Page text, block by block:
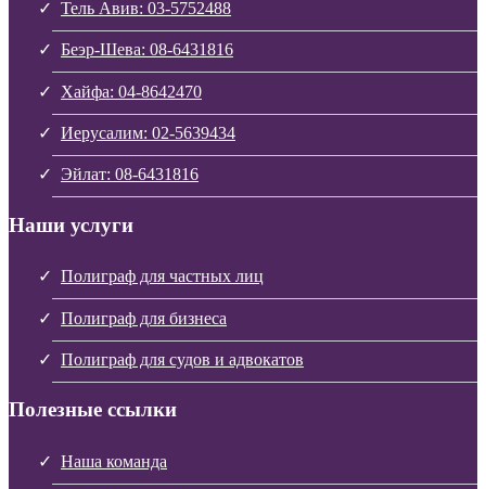
Тель Авив: 03-5752488
Беэр-Шева: 08-6431816
Хайфа: 04-8642470
Иерусалим: 02-5639434
Эйлат: 08-6431816
Наши услуги
Полиграф для частных лиц
Полиграф для бизнеса
Полиграф для судов и адвокатов
Полезные ссылки
Наша команда